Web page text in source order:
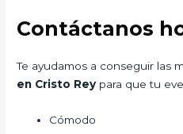
Contáctanos
Te ayudamos a conseguir las
en Cristo Rey para que tu
Cómodo